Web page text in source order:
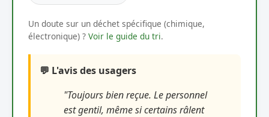
Un doute sur un déchet spécifique (chimique,
électronique) ? Voir le guide du tri.
💬 L'avis des usagers
"Toujours bien reçue. Le personnel
est gentil, même si certains râlent